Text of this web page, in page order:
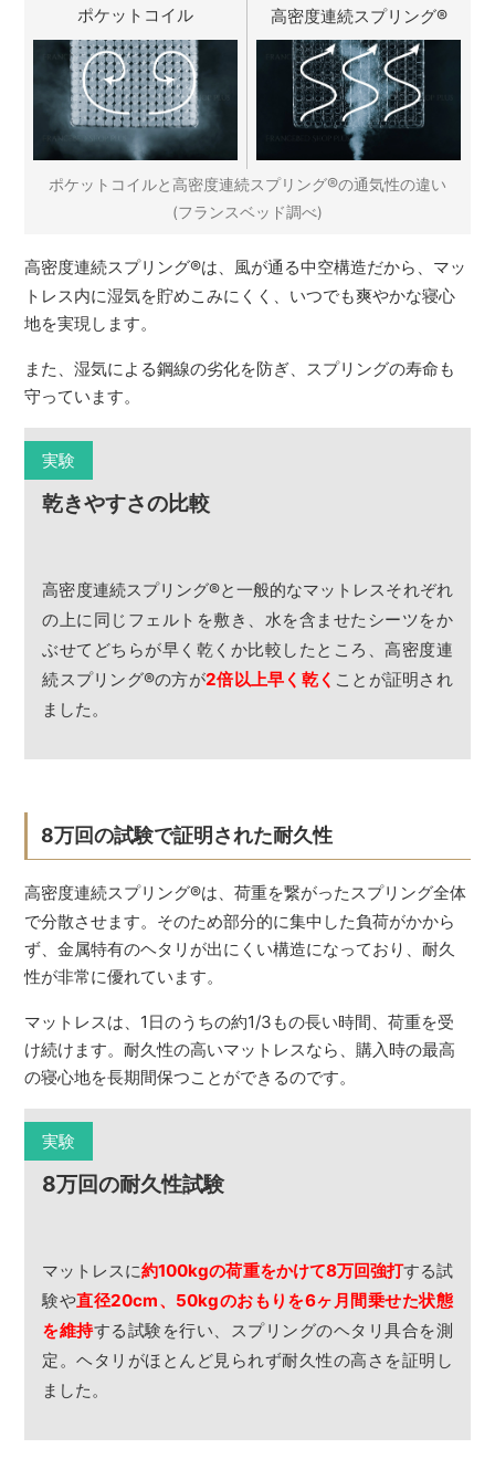
ポケットコイル 高密度連続スプリング®
ポケットコイルと高密度連続スプリング®の通気性の違い
(フランスベッド調べ)
高密度連続スプリング®は、風が通る中空構造だから、マッ
トレス内に湿気を貯めこみにくく、いつでも爽やかな寝心
地を実現します。
また、湿気による鋼線の劣化を防ぎ、スプリングの寿命も
守っています。
実験
乾きやすさの比較
高密度連続スプリング®と一般的なマットレスそれぞれ
の上に同じフェルトを敷き、水を含ませたシーツをか
ぶせてどちらが早く乾くか比較したところ、高密度連
続スプリング®の方が2倍以上早く乾く ことが証明され
ました。
8万回の試験で証明された耐久性
高密度連続スプリング®は、荷重を繋がったスプリング全体
で分散させます。そのため部分的に集中した負荷がかから
ず、金属特有のヘタリが出にくい構造になっており、耐久
性が非常に優れています。
マットレスは、1日のうちの約1/3もの長い時間、荷重を受
け続けます。耐久性の高いマットレスなら、購入時の最高
の寝心地を長期間保つことができるのです。
実験
8万回の耐久性試験
マットレスに約100kgの荷重をかけて8万回強打する試
験や直径20cm、50kgのおもりを6ヶ月間乗せた状態
を維持する試験を行い、スプリングのヘタリ具合を測
定。ヘタリがほとんど見られず耐久性の高さを証明し
ました。